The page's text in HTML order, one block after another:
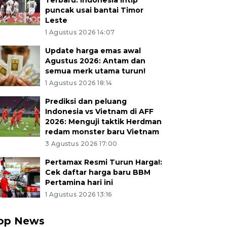
puncak usai bantai Timor
Leste
1 Agustus 2026 14:07
Update harga emas awal
Agustus 2026: Antam dan
semua merk utama turun!
1 Agustus 2026 18:14
Prediksi dan peluang
Indonesia vs Vietnam di AFF
2026: Menguji taktik Herdman
redam monster baru Vietnam
3 Agustus 2026 17:00
Pertamax Resmi Turun Harga!:
Cek daftar harga baru BBM
Pertamina hari ini
1 Agustus 2026 13:16
News